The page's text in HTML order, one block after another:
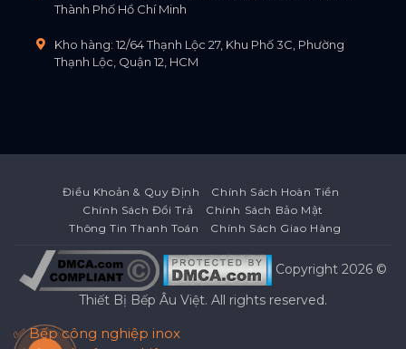
Thành Phố Hồ Chí Minh
Kho hàng: 12/64 Thạnh Lộc 27, Khu Phố 3C, Phường
Thạnh Lộc, Quận 12, HCM
Điều Khoản & Quy Định
Chính Sách Hoàn Tiền
Chính Sách Đổi Trả
Chính Sách Bảo Mật
Thông Tin Thanh Toán
Chính Sách Giao Hàng
Copyright 2026 ©
Thiết Bị Bếp Âu Việt. All rights reserved.
✅ Bếp công nghiệp inox